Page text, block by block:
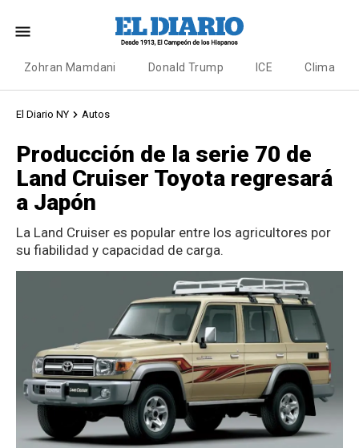
Zohran Mamdani Donald Trump ICE Clima
El Diario NY Autos
Producción de la serie 70 de
Land Cruiser Toyota regresará
a Japón
La Land Cruiser es popular entre los agricultores por
su fiabilidad y capacidad de carga.